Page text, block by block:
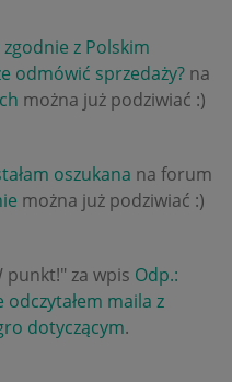
zgodnie z Polskim
odmówić sprzedaży? na
można już podziwiać :)
oszukana na forum
można już podziwiać :)
punkt!" za wpis Odp.:
maila z
dotyczącym.